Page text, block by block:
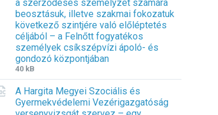
c
x
x
t
e
n
s
i
o
n
:
d
i
z
e
:
a szerződéses személyzet számára
beosztásuk, illetve szakmai fokozatuk
következő szintjére való előléptetés
céljából – a Felnőtt fogyatékos
személyek csíkszépvízi ápoló- és
gondozó központjában
F
i
l
e
F
i
l
e
40 kB
A Hargita Megyei Szociális és
Gyermekvédelemi Vezérigazgatóság